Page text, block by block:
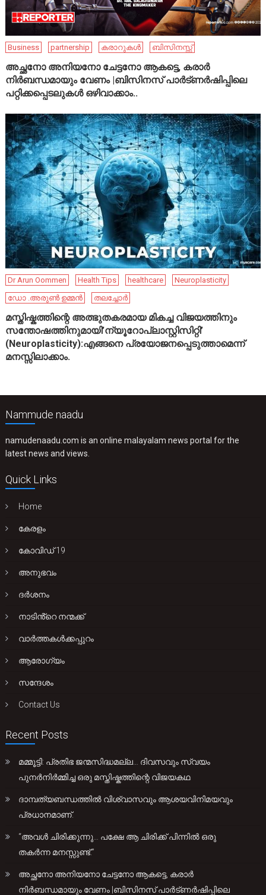
Business partnership കരാറുകൾ ബിസിനസ്സ്
അച്ഛനോ അനിയനോ ചേട്ടനോ ആകട്ടെ, കരാർ
നിർബന്ധമായും വേണം |ബിസിനസ് പാർട്ണർഷിപ്പിലെ
പറ്റിക്കപ്പെടലുകൾ ഒഴിവാക്കാം..
Dr Arun Oommen Health Tips healthcare
Neuroplasticity
ഡോ .അരുൺ ഉമ്മൻ
തലച്ചോർ
മസ്തിഷ്കത്തിന്റെ അത്ഭുതകരമായ മികച്ച വിജയത്തിനും
സന്തോഷത്തിനുമായി’ന്യൂറോപ്ലാസ്റ്റിസിറ്റി’
(Neuroplasticity):എങ്ങനെ പ്രയോജനപ്പെടുത്താമെന്ന്
മനസ്സിലാക്കാം.
Nammude naadu
namudenaadu.com is an online malayalam news portal for the
latest news and views.
Quick Links
Home
കേരളം
കോവിഡ് 19
അനുഭവം
ദർശനം
നാടിൻ്റെ നന്മക്ക്
വാർത്തകൾക്കപ്പുറം
ആരോഗ്യം
സന്ദേശം
Contact Us
Recent Posts
മമ്മൂട്ടി: പ്രതിഭ ജന്മസിദ്ധമല്ല… ദിവസവും സ്വയം
പുനർനിർമ്മിച്ച ഒരു മസ്തിഷ്കത്തിന്റെ വിജയകഥ
ദാമ്പത്യബന്ധത്തിൽ വിശ്വാസവും ആശയവിനിമയവും
പ്രധാനമാണ്.
“അവൾ ചിരിക്കുന്നു… പക്ഷേ ആ ചിരിക്ക് പിന്നിൽ ഒരു
തകർന്ന മനസ്സുണ്ട്.”
അച്ഛനോ അനിയനോ ചേട്ടനോ ആകട്ടെ, കരാർ
നിർബന്ധമായും വേണം |ബിസിനസ് പാർട്ണർഷിപ്പിലെ